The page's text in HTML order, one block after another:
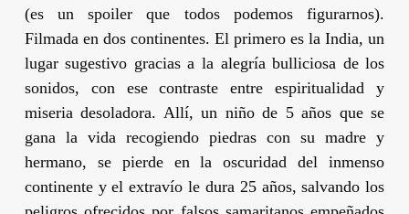
(es un spoiler que todos podemos figurarnos).
Filmada en dos continentes. El primero es la India, un
lugar sugestivo gracias a la alegría bulliciosa de los
sonidos, con ese contraste entre espiritualidad y
miseria desoladora. Allí, un niño de 5 años que se
gana la vida recogiendo piedras con su madre y
hermano, se pierde en la oscuridad del inmenso
continente y el extravío le dura 25 años, salvando los